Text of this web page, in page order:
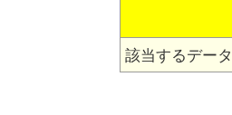
該当するデー